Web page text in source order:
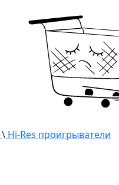
\ Hi-Res проигрыватели